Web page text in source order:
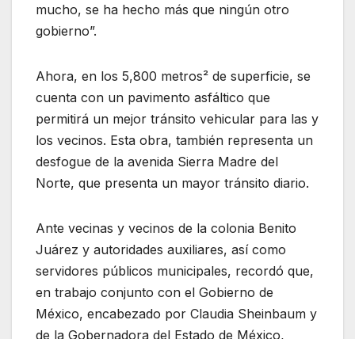
mucho, se ha hecho más que ningún otro
gobierno”.
Ahora, en los 5,800 metros² de superficie, se
cuenta con un pavimento asfáltico que
permitirá un mejor tránsito vehicular para las y
los vecinos. Esta obra, también representa un
desfogue de la avenida Sierra Madre del
Norte, que presenta un mayor tránsito diario.
Ante vecinas y vecinos de la colonia Benito
Juárez y autoridades auxiliares, así como
servidores públicos municipales, recordó que,
en trabajo conjunto con el Gobierno de
México, encabezado por Claudia Sheinbaum y
de la Gobernadora del Estado de México,